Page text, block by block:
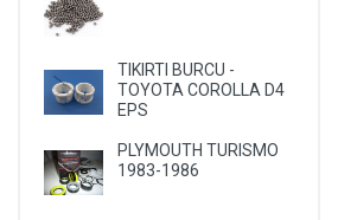
TEST MAKİNELERİ VE TEST CİHAZLARI
TIKIRTI BURCU -
TOYOTA COROLLA D4
EPS
PLYMOUTH TURISMO
1983-1986